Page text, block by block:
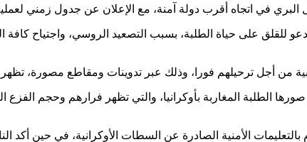
في اتجاه أقرب دولة آمنة، مع الإعلان عن جدول زمني
على حياة الطلبة، بسبب التصعيد الروسي، واجتياح كافة
من أجل ترحيلهم فورا، وذلك عبر تدوينات ومقاطع مصورة،
الطلبة المغاربة بأوكرانيا، والتي تظهر فرارهم وحجم
بالتعليمات الأمنية الصادرة عن السطات الأوكرانية، في حين